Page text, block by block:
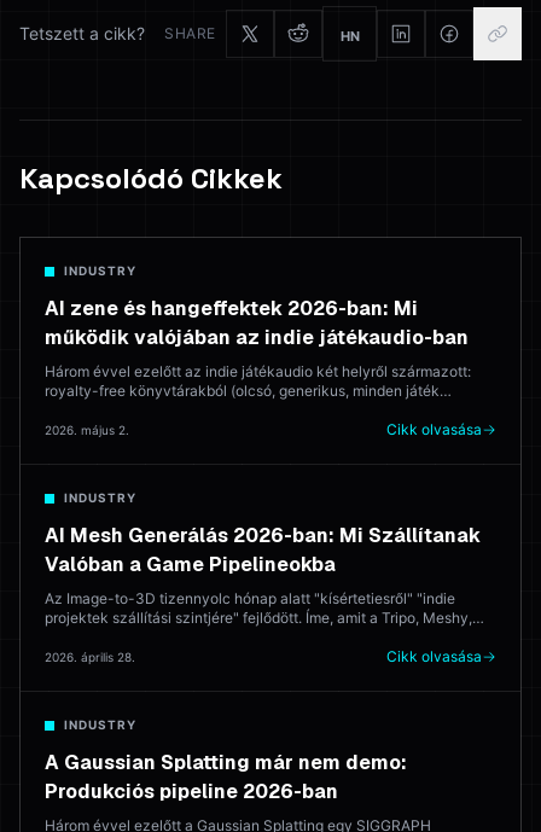
Tetszett a cikk? SHARE HN
Kapcsolódó Cikkek
INDUSTRY
AI zene és hangeffektek 2026-ban: Mi
működik valójában az indie játékaudio-ban
Három évvel ezelőtt az indie játékaudio két helyről származott:
royalty-free könyvtárakból (olcsó, generikus, minden játék
olyan partitúrákat, amelyeket szállítani lehet. Íme, mely eszközök
2026. május 2. Cikk olvasása
INDUSTRY
AI Mesh Generálás 2026-ban: Mi Szállítanak
Valóban a Game Pipelineokba
Az Image-to-3D tizennyolc hónap alatt "kísértetiesről" "indie
projektek szállítási szintjére" fejlődött. Íme, amit a Tripo, Meshy,
— és hol veri meg őket az igazi 3D művész minden alkalommal.
2026. április 28. Cikk olvasása
INDUSTRY
A Gaussian Splatting már nem demo:
Produkciós pipeline 2026-ban
Három évvel ezelőtt a Gaussian Splatting egy SIGGRAPH